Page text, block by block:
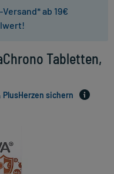
ab 19€
Tabletten,
sichern